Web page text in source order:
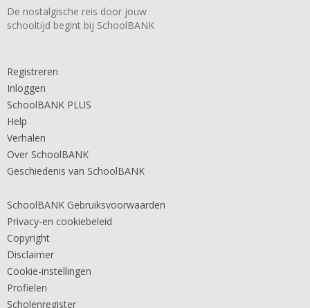
De nostalgische reis door jouw
schooltijd begint bij SchoolBANK
Registreren
Inloggen
SchoolBANK PLUS
Help
Verhalen
Over SchoolBANK
Geschiedenis van SchoolBANK
SchoolBANK Gebruiksvoorwaarden
Privacy-en cookiebeleid
Copyright
Disclaimer
Cookie-instellingen
Profielen
Scholenregister